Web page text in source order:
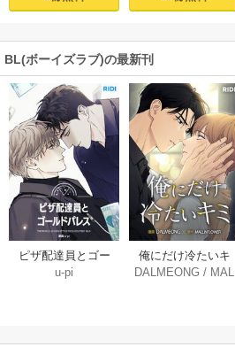
き】
BL(ボーイズラブ)の最新刊
ピザ配達員とゴー
ルドパレス【タテ
u-pi
俺にだけ冷たいキ
ミ【タテヨミ】 34
DALMEONG / MAL